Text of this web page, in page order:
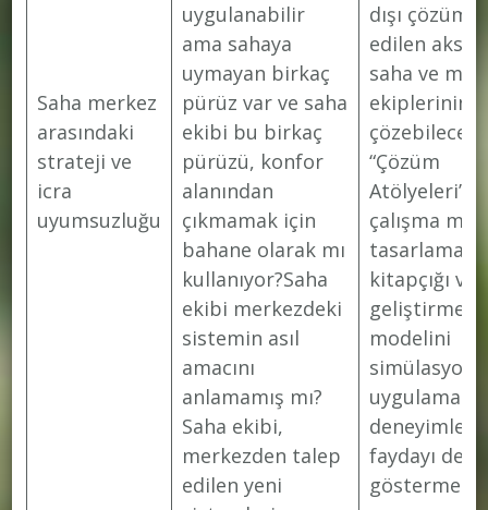
Saha merkez
arasındaki
strateji ve
icra
uyumsuzluğu
uygulanabilir
ama sahaya
uymayan birkaç
pürüz var ve saha
ekibi bu birkaç
pürüzü, konfor
alanından
çıkmamak için
bahane olarak mı
kullanıyor?Saha
ekibi merkezdeki
sistemin asıl
amacını
anlamamış mı?
Saha ekibi,
merkezden talep
edilen yeni
dışı
edilen
saha ve
ekiplerinin
çözebileceği
“Çözüm
çalışma
tasarlamak
kitapçığı ve
modelini
simülasyon
uygulaması
faydayı
göstermek